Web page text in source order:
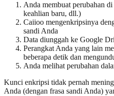
Anda membuat perubahan
keahlian baru, dll.)
Caiioo mengenkripsinya
sandi Anda
Data diunggah ke Google
Perangkat Anda yang lain
beberapa detik dan
Anda melihat perubahan
Kunci enkripsi tidak pernah
Anda (dengan frasa sandi Anda)